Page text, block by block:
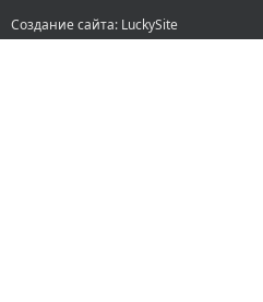
Создание сайта: LuckySite